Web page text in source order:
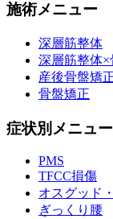
施術メニュー
深層筋整体
深層筋整体×
産後骨盤矯
骨盤矯正
症状別メニュー
PMS
TFCC損傷
オスグッド
ぎっくり腰